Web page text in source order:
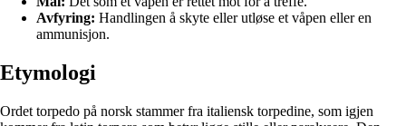
Avfyring: Handlingen å skyte eller utløse et våpen eller en
ammunisjon.
Etymologi
Ordet torpedo på norsk stammer fra italiensk torpedine, som igjen